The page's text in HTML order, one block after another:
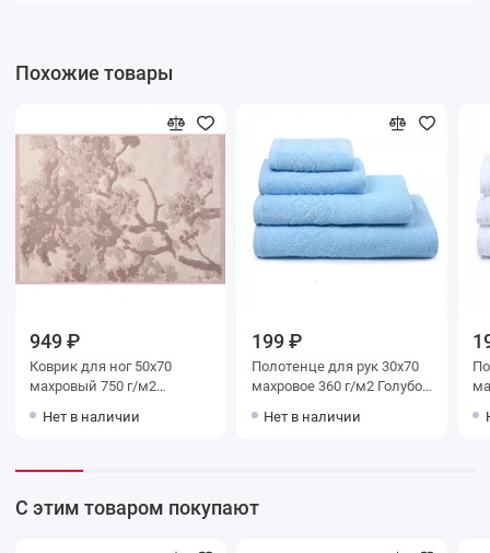
Похожие товары
949 ₽
Коврик для ног 50х70
махровый 750 г/м2
мануфактура Sogno
Нет в наличии
199 ₽
Полотенце для рук 30х70
махровое 360 г/м2 Голубой
Нет в наличии
С этим товаром покупают